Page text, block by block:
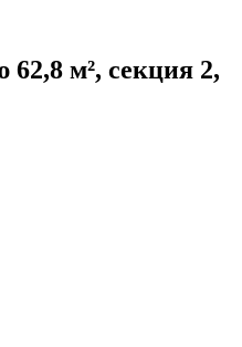
м², секция 2,